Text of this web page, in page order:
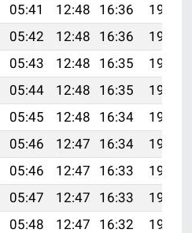
05:41 12:48 16:36
19:46
05:42 12:48 16:36
19:44
05:43 12:48 16:35
19:43
05:44 12:48 16:35
19:42
05:45 12:48 16:34
19:41
05:46 12:47 16:34
19:39
05:46 12:47 16:33
19:38
05:47 12:47 16:33
19:37
05:48 12:47 16:32
19:35